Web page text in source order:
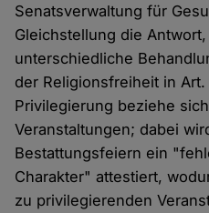
Senatsverwaltung für
Gleichstellung die
unterschiedliche
der Religionsfreiheit in
Privilegierung beziehe
Veranstaltungen; dabei
Bestattungsfeiern ein
Charakter" attestiert,
zu privilegierenden